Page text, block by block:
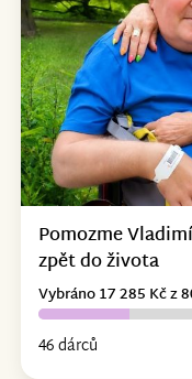
Pomozme
zpět do života
46 dárců
Vybráno 17 285 Kč z